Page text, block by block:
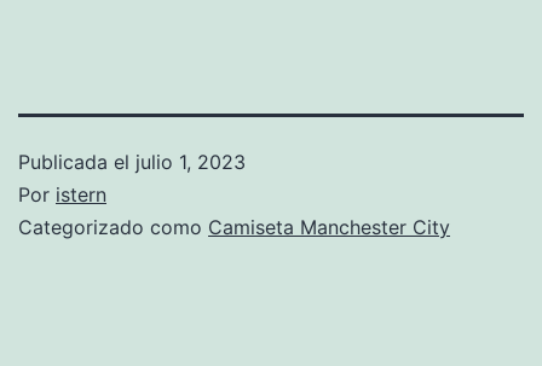
Publicada el julio 1, 2023
Por istern
Categorizado como Camiseta Manchester City